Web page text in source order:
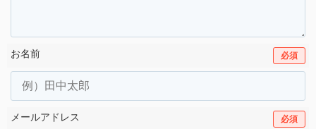
お名前 必須
メールアドレス 必須